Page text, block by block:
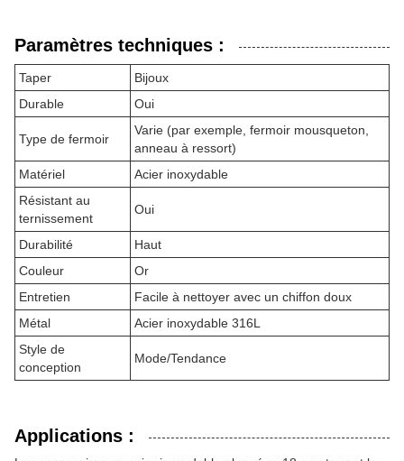
Paramètres techniques :
Taper
Bijoux
Durable
Oui
Type de fermoir
Varie (par exemple, fermoir mousqueton,
anneau à ressort)
Matériel
Acier inoxydable
Résistant au
ternissement
Oui
Durabilité
Haut
Couleur
Or
Entretien
Facile à nettoyer avec un chiffon doux
Métal
Acier inoxydable 316L
Style de
conception
Mode/Tendance
Applications :